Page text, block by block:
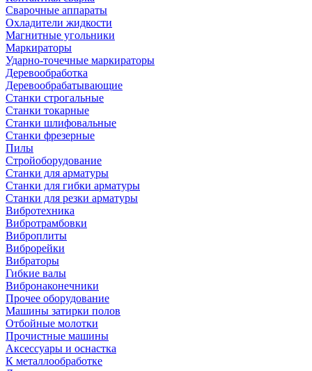
Сварочные аппараты
Охладители жидкости
Магнитные угольники
Маркираторы
Ударно-точечные маркираторы
Деревообработка
Деревообрабатывающие
Станки строгальные
Станки токарные
Станки шлифовальные
Станки фрезерные
Пилы
Стройоборудование
Станки для арматуры
Станки для гибки арматуры
Станки для резки арматуры
Вибротехника
Вибротрамбовки
Виброплиты
Виброрейки
Вибраторы
Гибкие валы
Вибронаконечники
Прочее оборудование
Машины затирки полов
Отбойные молотки
Прочистные машины
Аксeccyapы и оснастка
К металлообработке